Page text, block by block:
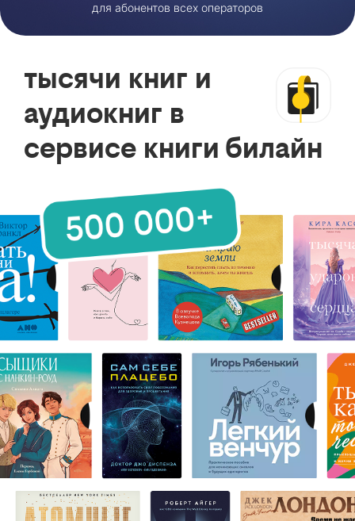
для абонентов всех операторов
тысячи книг и
аудиокниг в
сервисе книги билайн